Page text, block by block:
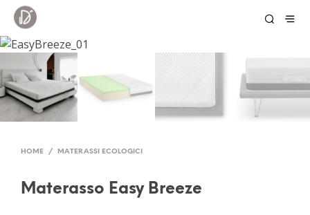
HOME / MATERASSI ECOLOGICI
Materasso Easy Breeze